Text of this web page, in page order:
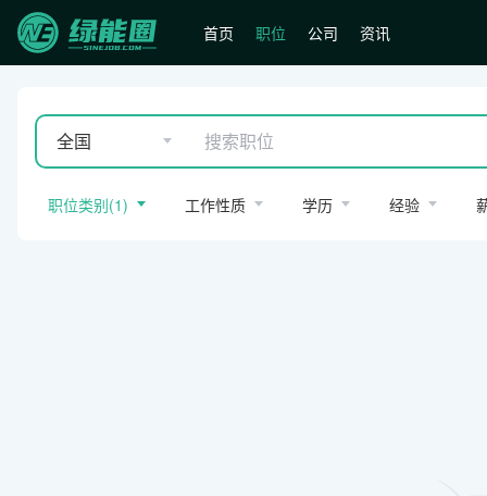
首页 职位 公司 资讯
全国
职位类别(1) 工作性质 学历 经验